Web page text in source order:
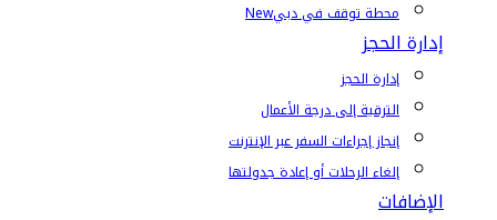
محطة توقف في دبيNew
إدارة الحجز
إدارة الحجز
الترقية إلى درجة الأعمال
إنجاز إجراءات السفر عبر الإنترنت
إلغاء الرحلات أو إعادة جدولتها
الإضافات